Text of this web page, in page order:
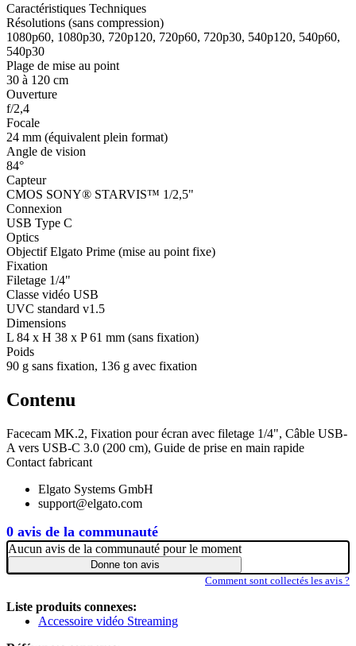
0 avis de la communauté
Caractéristiques Techniques
Résolutions (sans compression)
1080p60, 1080p30, 720p120, 720p60, 720p30, 540p120, 540p60,
540p30
Plage de mise au point
30 à 120 cm
Ouverture
f/2,4
Focale
24 mm (équivalent plein format)
Angle de vision
84°
Capteur
CMOS SONY® STARVIS™ 1/2,5"
Connexion
USB Type C
Optics
Objectif Elgato Prime (mise au point fixe)
Fixation
Filetage 1/4"
Classe vidéo USB
UVC standard v1.5
Dimensions
L 84 x H 38 x P 61 mm (sans fixation)
Poids
90 g sans fixation, 136 g avec fixation
Contenu
Facecam MK.2, Fixation pour écran avec filetage 1/4", Câble USB-
A vers USB-C 3.0 (200 cm), Guide de prise en main rapide
Contact fabricant
Elgato Systems GmbH
support@elgato.com
Aucun avis de la communauté pour le moment
Donne ton avis
Comment sont collectés les avis ?
Liste produits connexes:
Accessoire vidéo Streaming